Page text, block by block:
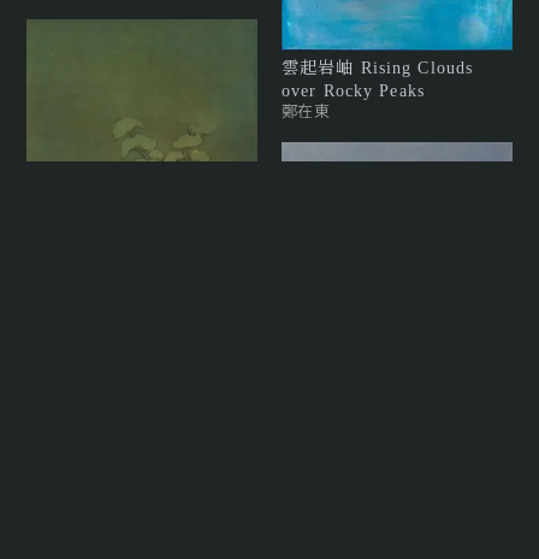
雲起岩岫 Rising Clouds
over Rocky Peaks
鄭在東